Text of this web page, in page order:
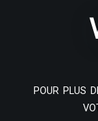
POUR PLUS